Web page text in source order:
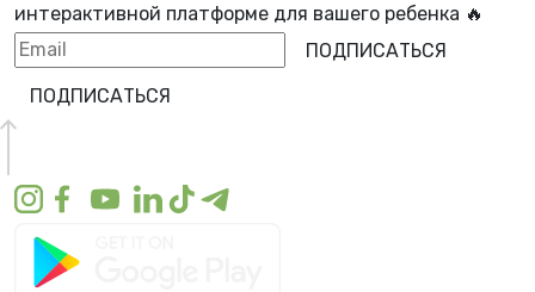
интерактивной платформе для вашего ребенка 🔥
ПОДПИСАТЬСЯ
ПОДПИСАТЬСЯ